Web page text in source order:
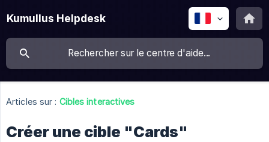
Kumullus Helpdesk
Articles sur : Cibles interactives
Créer une cible "Cards"